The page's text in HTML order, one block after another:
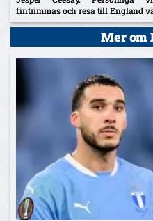
fintrimmas och resa till England
Mer om